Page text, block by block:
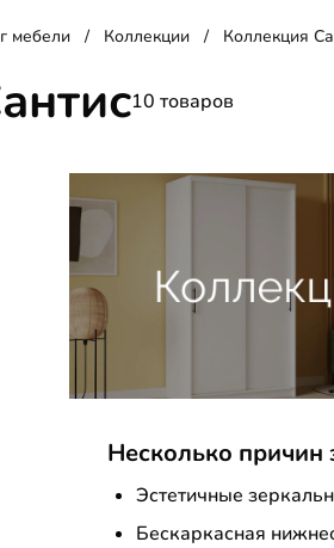
Для спальни
мебели Коллекции Коллекция
10 товаров
Несколько причин
Эстетичные
Бескаркасная